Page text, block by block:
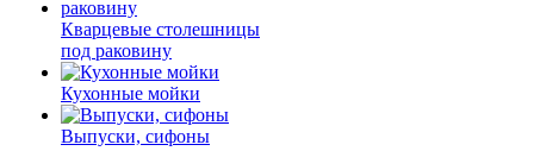
Кварцевые столешницы
под раковину
Кухонные мойки
Выпуски, сифоны